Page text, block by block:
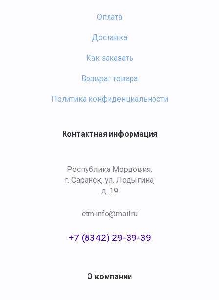
Оплата
Доставка
Как заказать
Возврат товара
Политика конфиденциальности
О компании
Контактная информация
Республика Мордовия,
г. Саранск, ул. Лодыгина,
д. 19
ctm.info@mail.ru
+7 (8342) 29-39-39